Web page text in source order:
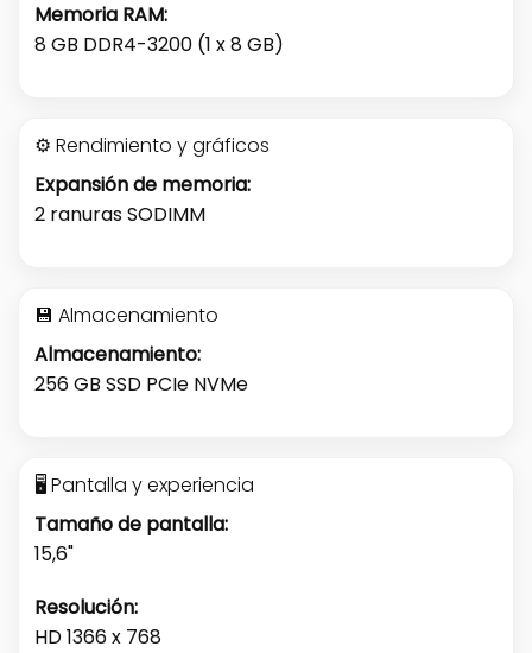
Memoria RAM:
8 GB DDR4-3200 (1 x 8 GB)
⚙️ Rendimiento y gráficos
Expansión de memoria:
2 ranuras SODIMM
💾 Almacenamiento
Almacenamiento:
256 GB SSD PCIe NVMe
🖥️ Pantalla y experiencia
Tamaño de pantalla:
15,6"
Resolución:
HD 1366 x 768